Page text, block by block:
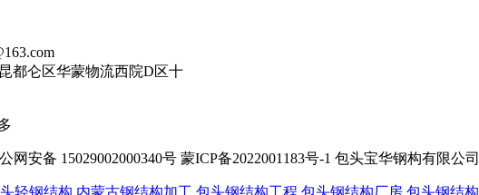
都仑区华蒙物流西院D区十
网安备 15029002000340号 蒙ICP备2022001183号-1 包头宝华钢构有限公司
轻钢结构 内蒙古钢结构加工 包头钢结构工程 包头钢结构厂房 包头钢结